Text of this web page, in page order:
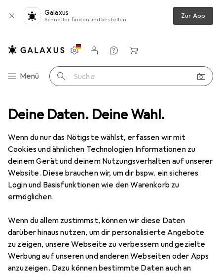
Deine Daten. Deine Wahl.
Wenn du nur das Nötigste wählst, erfassen wir mit
Cookies und ähnlichen Technologien Informationen zu
deinem Gerät und deinem Nutzungsverhalten auf unserer
Website. Diese brauchen wir, um dir bspw. ein sicheres
Login und Basisfunktionen wie den Warenkorb zu
ermöglichen.
Wenn du allem zustimmst, können wir diese Daten
darüber hinaus nutzen, um dir personalisierte Angebote
zu zeigen, unsere Webseite zu verbessern und gezielte
Werbung auf unseren und anderen Webseiten oder Apps
anzuzeigen. Dazu können bestimmte Daten auch an
Galaxus
Schneller finden und bestellen Zur App
Navigation nach Kategorien
Menü Suche
Einstellungen
Kundenkonto
Vergleichslisten
Merklisten
Warenkorb
Erotikwäsche Strapse Leg Avenue Strumpfhose blickdicht
4 Bilder
Leg AvenueStrumpfhose blickdicht
Preis in EUR inkl. MwSt.
EUR
17,19
Bewertungen